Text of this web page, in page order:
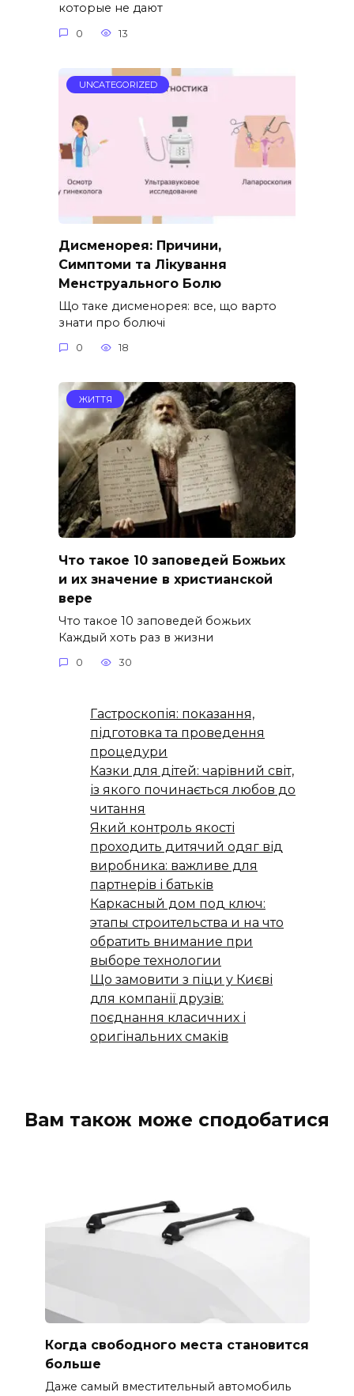
которые не дают
0 13
UNCATEGORIZED
Дисменорея: Причини,
Симптоми та Лікування
Менструального Болю
Що таке дисменорея: все, що варто
знати про болючі
0 18
ЖИТТЯ
Что такое 10 заповедей Божьих
и их значение в христианской
вере
Что такое 10 заповедей божьих
Каждый хоть раз в жизни
0 30
Гастроскопія: показання,
підготовка та проведення
процедури
Казки для дітей: чарівний світ,
із якого починається любов до
читання
Який контроль якості
проходить дитячий одяг від
виробника: важливе для
партнерів і батьків
Каркасный дом под ключ:
этапы строительства и на что
обратить внимание при
выборе технологии
Що замовити з піци у Києві
для компанії друзів:
поєднання класичних і
оригінальних смаків
Вам також може сподобатися
Когда свободного места становится
больше
Даже самый вместительный автомобиль